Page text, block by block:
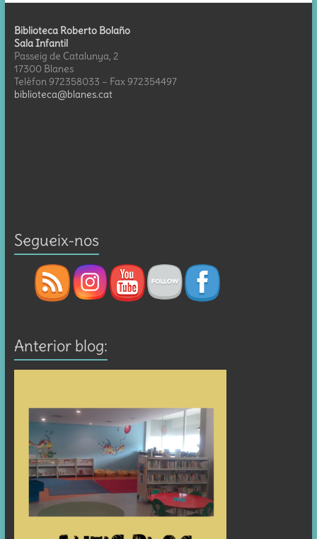
Biblioteca Roberto Bolaño
Sala Infantil
Passeig de Catalunya, 2
17300 Blanes
Telèfon 972358033 – Fax 972354497
biblioteca@blanes.cat
Segueix-nos
Anterior blog: